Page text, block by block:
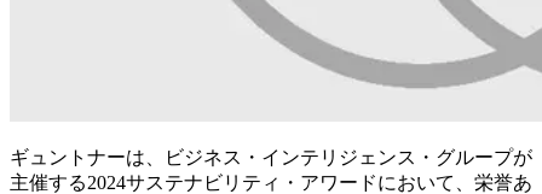
ギュントナーは、ビジネス・インテリジェンス・グループが
主催する2024サステナビリティ・アワードにおいて、栄誉あ